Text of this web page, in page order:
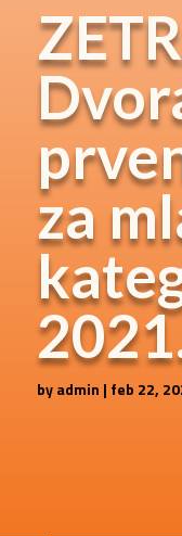
za
byadmin | feb 22,